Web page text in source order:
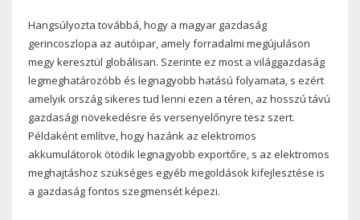
Hangsúlyozta továbbá, hogy a magyar gazdaság
gerincoszlopa az autóipar, amely forradalmi megújuláson
megy keresztül globálisan. Szerinte ez most a világgazdaság
legmeghatározóbb és legnagyobb hatású folyamata, s ezért
amelyik ország sikeres tud lenni ezen a téren, az hosszú távú
gazdasági növekedésre és versenyelőnyre tesz szert.
Példaként említve, hogy hazánk az elektromos
akkumulátorok ötödik legnagyobb exportőre, s az elektromos
meghajtáshoz szükséges egyéb megoldások kifejlesztése is
a gazdaság fontos szegmensét képezi.